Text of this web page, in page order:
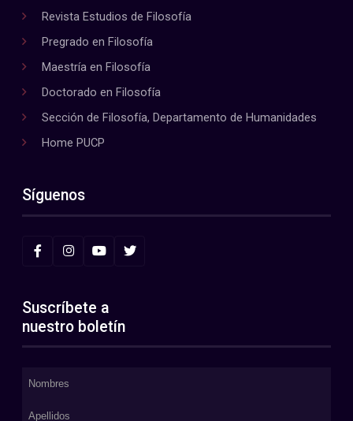
Revista Estudios de Filosofía
Pregrado en Filosofía
Maestría en Filosofía
Doctorado en Filosofía
Sección de Filosofía, Departamento de Humanidades
Home PUCP
Síguenos
Suscríbete a
nuestro boletín